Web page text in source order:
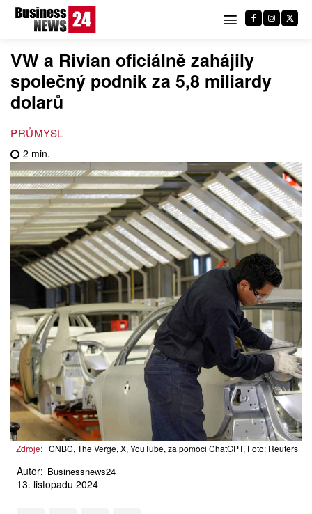
VW a Rivian oficiálně zahájily
společný podnik za 5,8 miliardy
dolarů
PRŮMYSL
2 min.
Zdroje: CNBC, The Verge, X, YouTube, za pomoci ChatGPT, Foto: Reuters
Autor: Businessnews24
13. listopadu 2024